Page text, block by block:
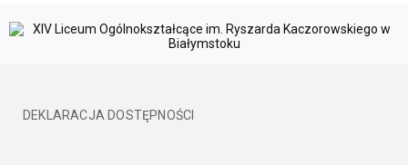
DEKLARACJA DOSTĘPNOŚCI